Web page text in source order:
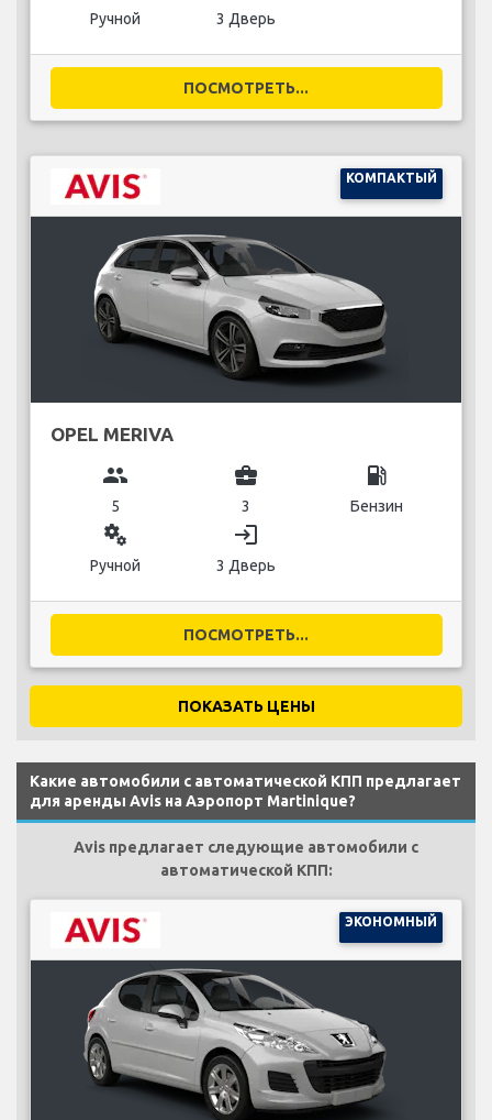
Ручной 3 Дверь
ПОСМОТРЕТЬ...
КОМПАКТЫЙ
OPEL MERIVA
group
5
business_center
3
local_gas_station
Бензин
miscellaneous_services
Ручной
login
3 Дверь
ПОСМОТРЕТЬ...
ПОКАЗАТЬ ЦЕНЫ
Какие автомобили с автоматической КПП предлагает
для аренды Avis на Аэропорт Martinique?
Avis предлагает следующие автомобили с
автоматической КПП:
ЭКОНОМНЫЙ